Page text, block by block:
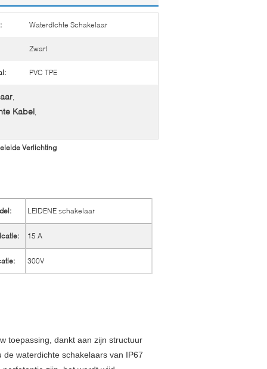
Waterdichte Schakelaar
Zwart
PVC TPE
Kabel
Verlichting
LEIDENE schakelaar
15 A
300V
toepassing, dankt aan zijn structuur
waterdichte schakelaars van IP67